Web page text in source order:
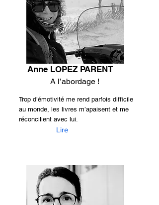
Anne LOPEZ PARENT
A l’abordage !
Trop d’émotivité me rend parfois difficile
au monde, les livres m’apaisent et me
réconcilient avec lui.
Lire